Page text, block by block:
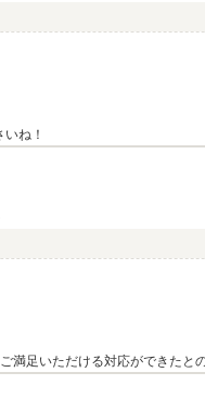
ね！
いましたら、お気軽にご相談ください。 スタッフ一同